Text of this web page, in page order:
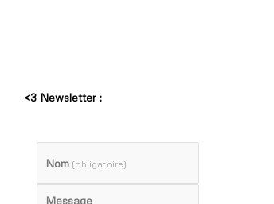
<3 Newsletter :
Nom (obligatoire)
Message